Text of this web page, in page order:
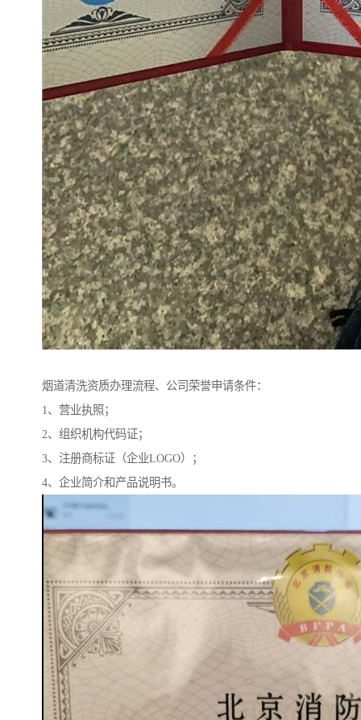
烟道清洗资质办理流程、公司荣誉申请条件：
1、营业执照；
2、组织机构代码证；
3、注册商标证（企业LOGO）；
4、企业简介和产品说明书。